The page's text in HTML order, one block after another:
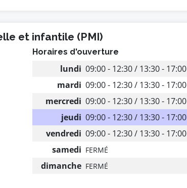
et infantile (PMI)
Horaires d'ouverture
lundi 09:00 - 12:30 / 13:30 - 17:00
mardi 09:00 - 12:30 / 13:30 - 17:00
mercredi 09:00 - 12:30 / 13:30 - 17:00
jeudi 09:00 - 12:30 / 13:30 - 17:00
vendredi 09:00 - 12:30 / 13:30 - 17:00
samedi FERMÉ
dimanche FERMÉ